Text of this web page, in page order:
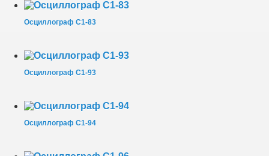
Осциллограф С1-83
Осциллограф С1-93
Осциллограф С1-94